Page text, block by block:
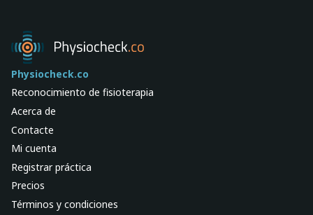
Physiocheck.co
Reconocimiento de fisioterapia
Acerca de
Contacte
Mi cuenta
Registrar práctica
Precios
Términos y condiciones